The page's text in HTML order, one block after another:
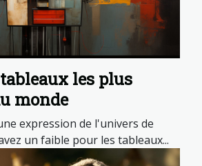
les plus
monde
expression de l'univers de
un faible pour les tableaux...